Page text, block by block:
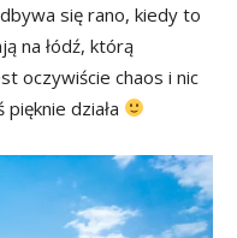
się rano, kiedy to
na łódź, którą
oczywiście chaos i nic
działa